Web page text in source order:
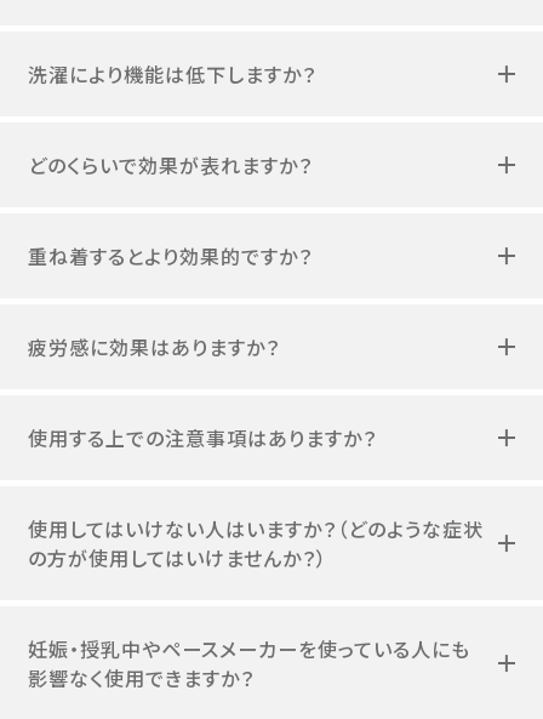
洗濯により機能は低下しますか？
どのくらいで効果が表れますか？
重ね着するとより効果的ですか？
疲労感に効果はありますか？
使用する上での注意事項はありますか？
使用してはいけない人はいますか？（どのような症状
の方が使用してはいけませんか？）
妊娠・授乳中やペースメーカーを使っている人にも
影響なく使用できますか？